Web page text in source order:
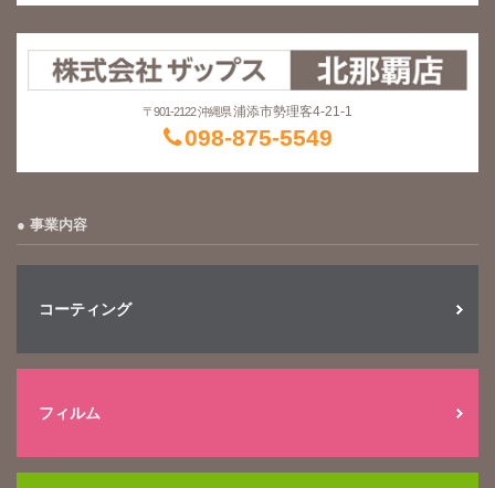
〒901-2122 沖縄県浦添市勢理客4-21-1
098-875-5549
事業内容
コーティング
フィルム